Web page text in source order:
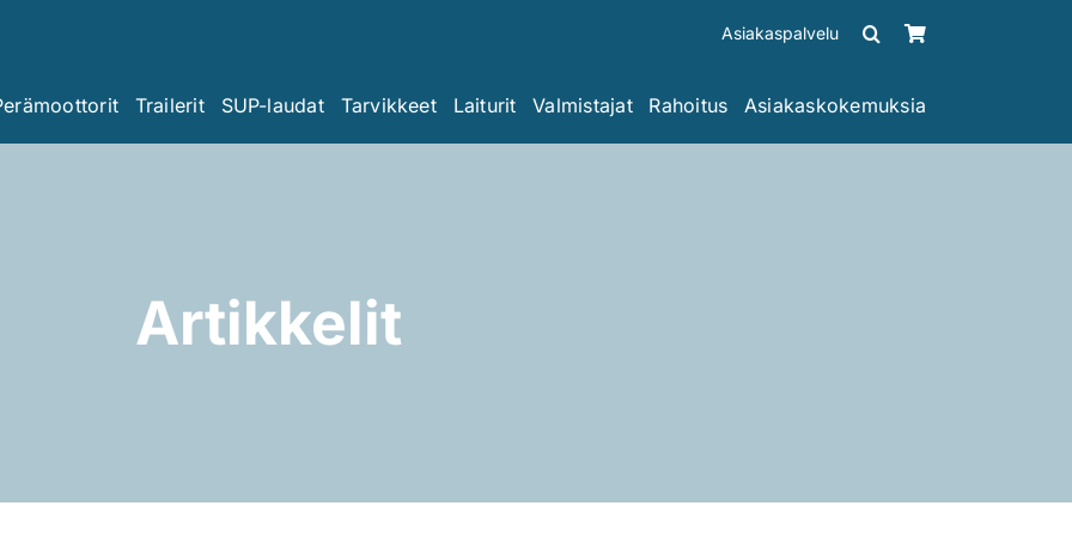
Asiakaspalvelu
Trailerit SUP-laudat Tarvikkeet Laiturit Valmistajat Rahoitus Asiakaskokemuksia
Artikkelit